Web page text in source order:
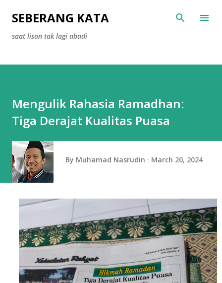
Skip to main content
SEBERANG KATA
saat lisan tak lagi abadi
Mengulik Rahasia Ramadhan:
Tiga Derajat Kualitas Puasa
By Muhamad Nasrudin March 20, 2024